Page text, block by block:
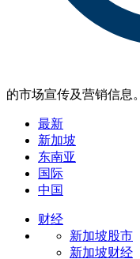
的市场宣传及营销信息。
最新
新加坡
东南亚
国际
中国
财经
新加坡股市
新加坡财经